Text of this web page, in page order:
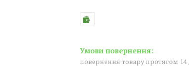
повернення товару протягом 14